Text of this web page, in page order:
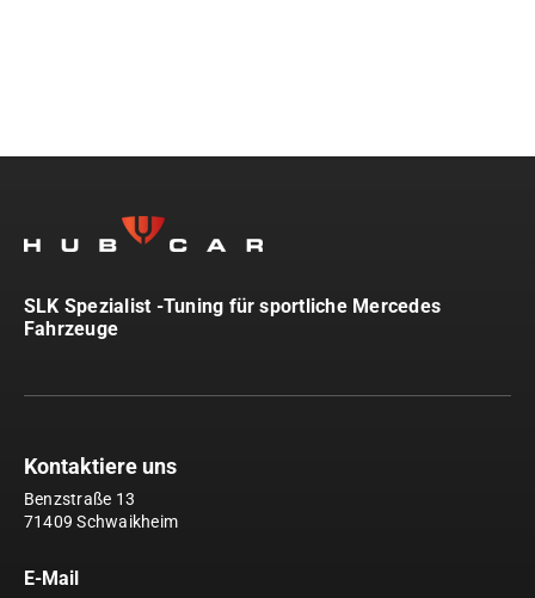
SLK Spezialist -Tuning für sportliche Mercedes
Fahrzeuge
Kontaktiere uns
Benzstraße 13
71409 Schwaikheim
E-Mail